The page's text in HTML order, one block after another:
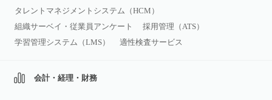
タレントマネジメントシステム（HCM）
組織サーベイ・従業員アンケート
採用管理（ATS）
学習管理システム（LMS）
適性検査サービス
会計・経理・財務